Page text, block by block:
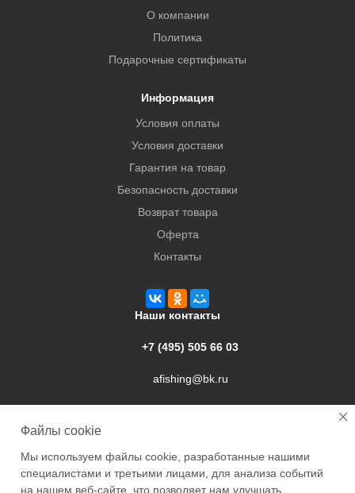
О компании
Политика
Подарочные сертификаты
Информация
Условия оплаты
Условия доставки
Гарантия на товар
Безопасность доставки
Возврат товара
Оферта
Контакты
Наши контакты
+7 (495) 505 66 03
afishing@bk.ru
Файлы cookie
Мы используем файлы cookie, разработанные нашими
специалистами и третьими лицами, для анализа событий
на нашем веб-сайте, что позволяет нам улучшать